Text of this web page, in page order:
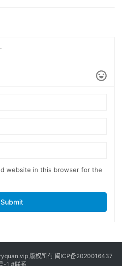
website in this browser for the
Submit
版权所有 闽ICP备2020016437
-1 #联系